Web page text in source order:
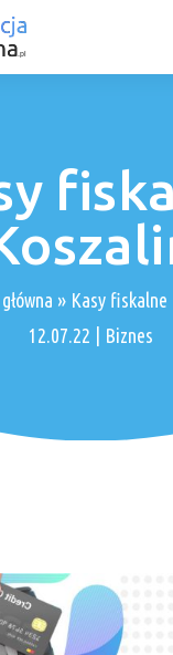
» Kasy fiskalne
12.07.22
Biznes